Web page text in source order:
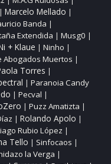
| Marcelo Mellado |
Banda |
Extendida | Musg0 |
+ Klaue | Ninho |
Abogados Muertos |
Torres |
| Paranoia Candy
| Pecval |
| Puzz Amatizta |
| Rolando Apolo |
Rubio López |
Tello | Sinfocaos |
la Verga |